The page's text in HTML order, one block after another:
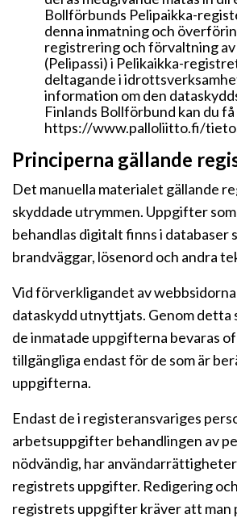
Bollförbunds Pelipaikka-
denna inmatning och
registrering och förvaltning av
(Pelipassi) i Pelikaikka-
deltagande i
information om den
Finlands Bollförbund kan du få
https://www.palloliitto.fi/
Principerna gällande
Det manuella materialet gällande
skyddade utrymmen. Uppgifter
behandlas digitalt finns i databaser
brandväggar, lösenord och andra
Vid förverkligandet av
dataskydd utnyttjats. Genom detta
de inmatade uppgifterna bevaras
tillgängliga endast för de som är
uppgifterna.
Endast de i registeransvariges
arbetsuppgifter behandlingen av
nödvändig, har
registrets uppgifter. Redigering
registrets uppgifter kräver att man